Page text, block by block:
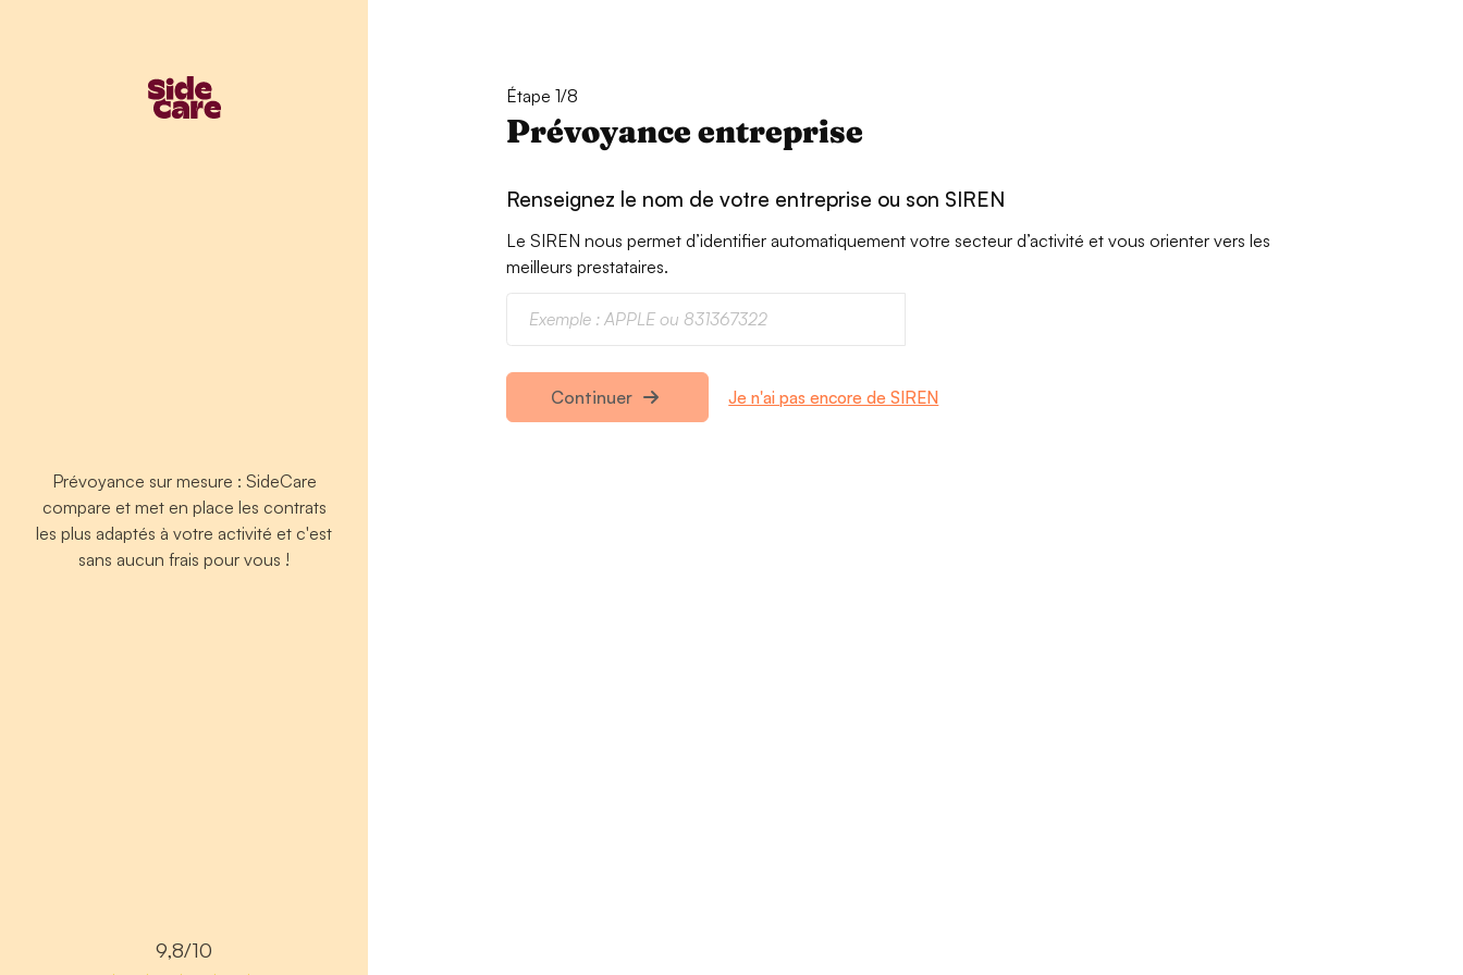
Prévoyance sur mesure : SideCare
compare et met en place les contrats
les plus adaptés à votre activité et c'est
sans aucun frais pour vous !
9,8/10
Étape 1/8
Prévoyance entreprise
Renseignez le nom de votre entreprise ou son SIREN
Le SIREN nous permet d’identifier automatiquement votre secteur d’activité et vous orienter vers les
meilleurs prestataires.
Continuer Je n'ai pas encore de SIREN